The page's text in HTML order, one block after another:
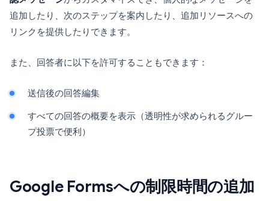
追加したり、次のステップを案内したり、追加リソースへの
リンクを提供したりできます。
また、回答者に以下を許可することもできます：
送信後の回答編集
すべての回答の概要を表示（透明性が求められるグルー
プ投票で便利）
Google Formsへの制限時間の追加